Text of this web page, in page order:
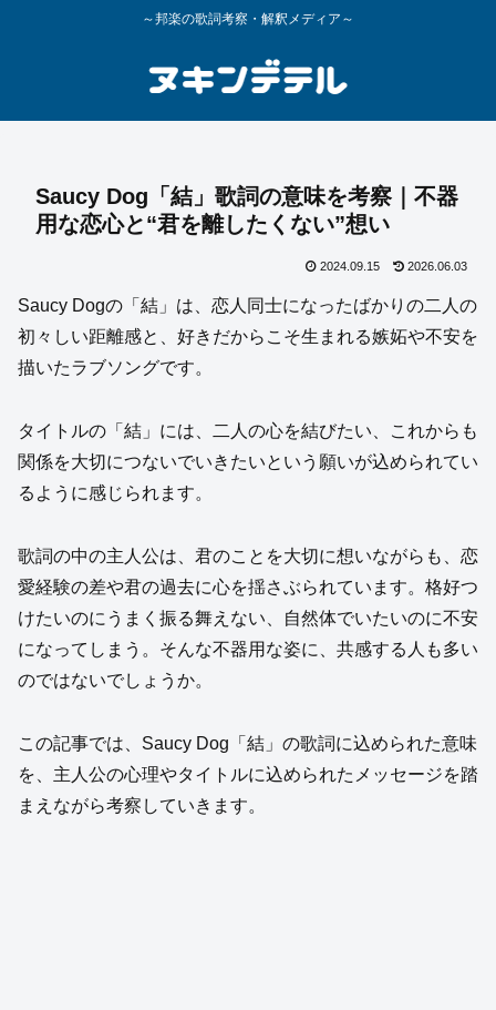
～邦楽の歌詞考察・解釈メディア～
Saucy Dog「結」歌詞の意味を考察｜不器
用な恋心と“君を離したくない”想い
2024.09.15 2026.06.03
Saucy Dogの「結」は、恋人同士になったばかりの二人の
初々しい距離感と、好きだからこそ生まれる嫉妬や不安を
描いたラブソングです。
タイトルの「結」には、二人の心を結びたい、これからも
関係を大切につないでいきたいという願いが込められてい
るように感じられます。
歌詞の中の主人公は、君のことを大切に想いながらも、恋
愛経験の差や君の過去に心を揺さぶられています。格好つ
けたいのにうまく振る舞えない、自然体でいたいのに不安
になってしまう。そんな不器用な姿に、共感する人も多い
のではないでしょうか。
この記事では、Saucy Dog「結」の歌詞に込められた意味
を、主人公の心理やタイトルに込められたメッセージを踏
まえながら考察していきます。